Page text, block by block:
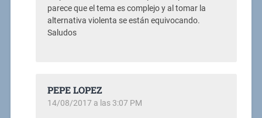
parece que el tema es complejo y al tomar la
alternativa violenta se están equivocando.
Saludos
PEPE LOPEZ
14/08/2017 a las 3:07 PM